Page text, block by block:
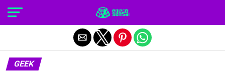
GEEK
Salir de la versión móvil